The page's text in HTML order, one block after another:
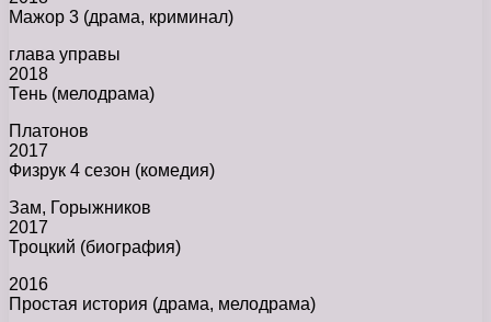
Мажор 3 (драма, криминал)
глава управы
2018
Тень (мелодрама)
Платонов
2017
Физрук 4 сезон (комедия)
Зам, Горыжников
2017
Троцкий (биография)
2016
Простая история (драма, мелодрама)